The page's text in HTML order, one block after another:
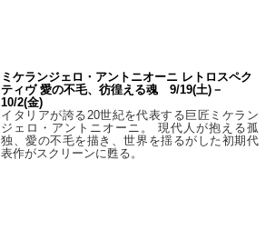
ミケランジェロ・アントニオーニ レトロスペク
ティヴ 愛の不毛、彷徨える魂 9/19(土)－
10/2(金)
イタリアが誇る20世紀を代表する巨匠ミケラン
ジェロ・アントニオーニ。 現代人が抱える孤
独、愛の不毛を描き、世界を揺るがした初期代
表作がスクリーンに甦る。